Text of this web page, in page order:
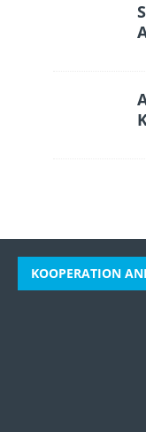
KOOPERATION